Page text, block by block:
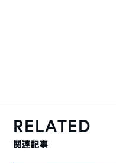
RELATED
関連記事